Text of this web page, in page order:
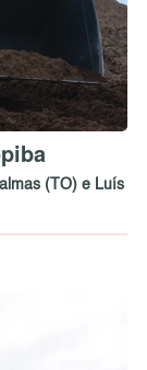
(TO) e Luís